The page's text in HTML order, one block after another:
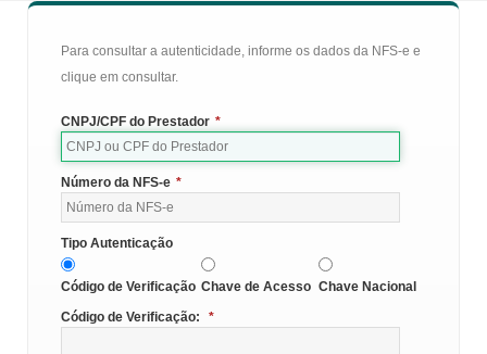
Para consultar a autenticidade, informe os dados da NFS-e e
clique em consultar.
CNPJ/CPF do Prestador *
Número da NFS-e *
Tipo Autenticação
Código de Verificação Chave de Acesso Chave Nacional
Código de Verificação:
*